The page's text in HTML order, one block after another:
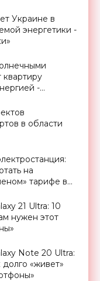
Украине в
энергетики -
квартиру
-
в области
на
тарифе в
21 Ultra: 10
нужен этот
Note 20 Ultra:
«живет»